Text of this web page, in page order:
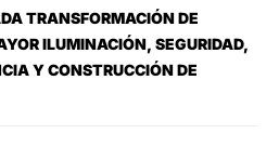
TRANSFORMACIÓN DE
ILUMINACIÓN, SEGURIDAD,
Y CONSTRUCCIÓN DE